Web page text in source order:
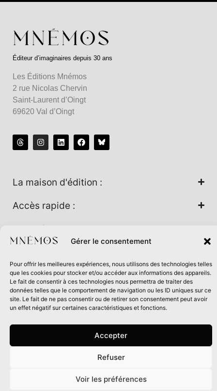
Gérer le consentement
Pour offrir les meilleures expériences, nous utilisons des technologies telles
que les cookies pour stocker et/ou accéder aux informations des appareils.
Le fait de consentir à ces technologies nous permettra de traiter des
données telles que le comportement de navigation ou les ID uniques sur ce
site. Le fait de ne pas consentir ou de retirer son consentement peut avoir
un effet négatif sur certaines caractéristiques et fonctions.
Accepter
Refuser
Voir les préférences
Éditeur d’imaginaires depuis 30 ans
Les Éditions Mnémos
2 rue Nicolas Chervin
Saint-Laurent d’Oingt
69620 Val d’Oingt
La maison d'édition :
Accès rapide :
Nos univers :
Maison d’édition soutenue par la DRAC Auvergne-Rhône-
Alpes et la Région Auvergne-Rhône-Alpes dans le cadre du
Contrat de filière Livre 2024